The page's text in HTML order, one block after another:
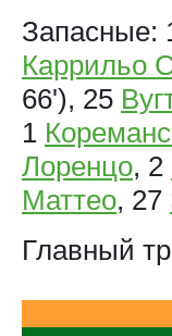
Запасные:
Каррильо
66'), 25
1
Лоренцо, 2
Маттео, 27
Главный